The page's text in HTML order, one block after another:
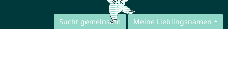
Sucht gemeinsam Meine Lieblingsnamen